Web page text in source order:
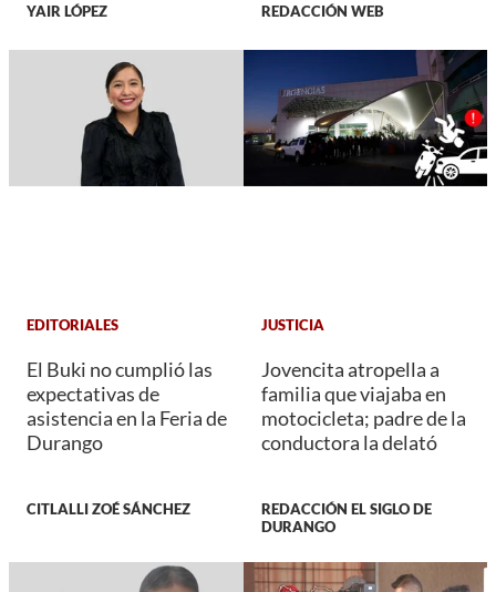
YAIR LÓPEZ REDACCIÓN WEB
EDITORIALES
El Buki no cumplió las
expectativas de
asistencia en la Feria de
Durango
CITLALLI ZOÉ SÁNCHEZ
JUSTICIA
Jovencita atropella a
familia que viajaba en
motocicleta; padre de la
conductora la delató
REDACCIÓN EL SIGLO DE
DURANGO